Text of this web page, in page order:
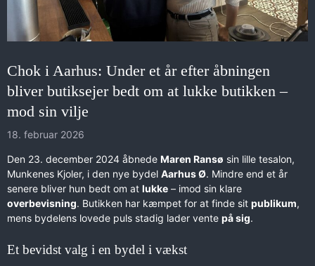
Chok i Aarhus: Under et år efter åbningen
bliver butiksejer bedt om at lukke butikken –
mod sin vilje
18. februar 2026
Den 23. december 2024 åbnede Maren Ransø sin lille tesalon,
Munkenes Kjoler, i den nye bydel Aarhus Ø. Mindre end et år
senere bliver hun bedt om at lukke – imod sin klare
overbevisning. Butikken har kæmpet for at finde sit publikum,
mens bydelens lovede puls stadig lader vente på sig.
Et bevidst valg i en bydel i vækst